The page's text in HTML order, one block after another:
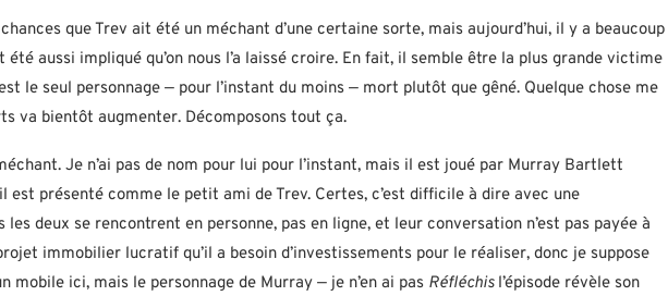
que Trev ait été un méchant d’une certaine sorte, mais aujourd’hui, il y a beaucoup
été aussi impliqué qu’on nous l’a laissé croire. En fait, il semble être la plus grande victime
est le seul personnage — pour l’instant du moins — mort plutôt que gêné. Quelque chose me
va bientôt augmenter. Décomposons tout ça.
Je n’ai pas de nom pour lui pour l’instant, mais il est joué par Murray Bartlett
est présenté comme le petit ami de Trev. Certes, c’est difficile à dire avec une
deux se rencontrent en personne, pas en ligne, et leur conversation n’est pas payée à
immobilier lucratif qu’il a besoin d’investissements pour le réaliser, donc je suppose
mobile ici, mais le personnage de Murray — je n’en ai pas Réfléchis l’épisode révèle son